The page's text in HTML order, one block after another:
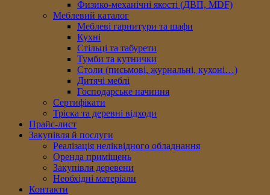
Физико-механічні якості (ДВП, MDF)
Меблевий каталог
Меблеві гарнитури та шафи
Кухні
Стільці та табурети
Тумби та кутнички
Столи (письмові, журнальні, кухоні…)
Дитячі меблі
Господарське начиння
Сертифікати
Тріска та деревні відходи
Прайс-лист
Закупівля й послуги
Реалізація неліквідного обладнання
Оренда приміщень
Закупівля деревени
Необхідні матеріали
Контакти